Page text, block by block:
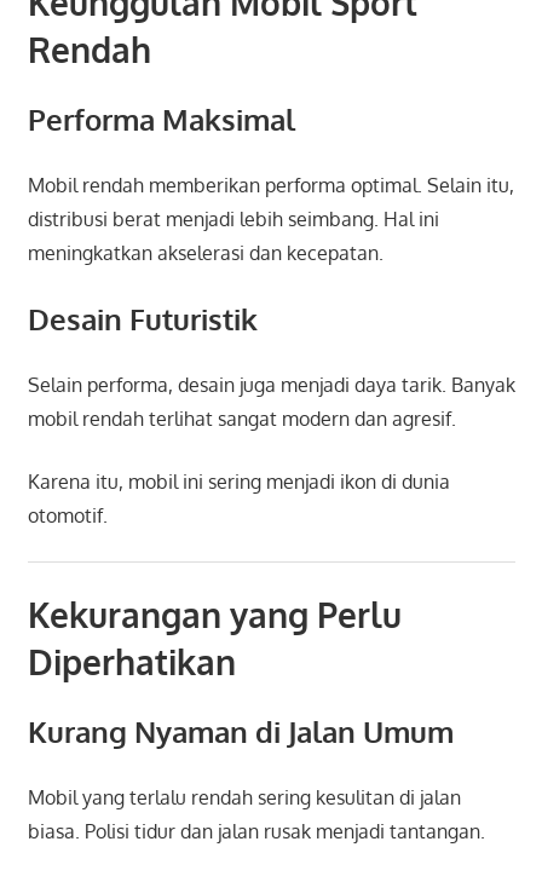
Rendah
Performa Maksimal
Mobil rendah memberikan performa optimal. Selain itu,
distribusi berat menjadi lebih seimbang. Hal ini
meningkatkan akselerasi dan kecepatan.
Desain Futuristik
Selain performa, desain juga menjadi daya tarik. Banyak
mobil rendah terlihat sangat modern dan agresif.
Karena itu, mobil ini sering menjadi ikon di dunia
otomotif.
Kekurangan yang Perlu
Diperhatikan
Kurang Nyaman di Jalan Umum
Mobil yang terlalu rendah sering kesulitan di jalan
biasa. Polisi tidur dan jalan rusak menjadi tantangan.